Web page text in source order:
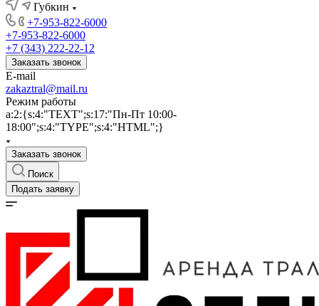
Губкин
+7-953-822-6000
+7-953-822-6000
+7 (343) 222-22-12
Заказать звонок
E-mail
zakaztral@mail.ru
Режим работы
a:2:{s:4:"TEXT";s:17:"Пн-Пт 10:00-
18:00";s:4:"TYPE";s:4:"HTML";}
Заказать звонок
Поиск
Подать заявку